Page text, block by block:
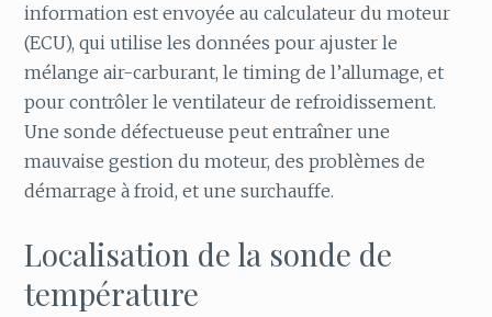
information est envoyée au calculateur du moteur
(ECU), qui utilise les données pour ajuster le
mélange air-carburant, le timing de l’allumage, et
pour contrôler le ventilateur de refroidissement.
Une sonde défectueuse peut entraîner une
mauvaise gestion du moteur, des problèmes de
démarrage à froid, et une surchauffe.
Localisation de la sonde de
température